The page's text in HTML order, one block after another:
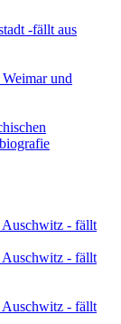
-fällt aus
und
Auschwitz - fällt
Auschwitz - fällt
Auschwitz - fällt